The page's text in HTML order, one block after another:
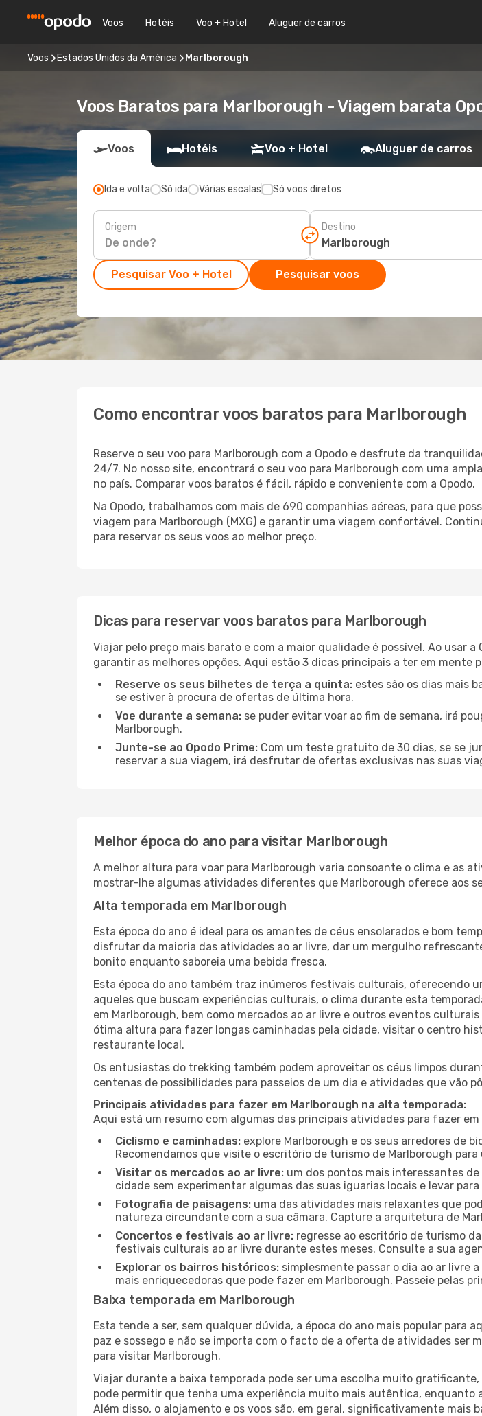
Voos Hotéis Voo + Hotel Aluguer de carros
Voos Estados Unidos da América Marlborough
Voos Baratos para Marlborough - Viagem barata
Voos Hotéis Voo + Hotel Aluguer de carros
Ida e volta Só ida Várias escalas Só voos diretos
Origem Destino
Pesquisar Voo + Hotel Pesquisar voos
Como encontrar voos baratos para Marlborough
Reserve o seu voo para Marlborough com a Opodo e desfrute da
24/7. No nosso site, encontrará o seu voo para Marlborough com uma
no país. Comparar voos baratos é fácil, rápido e conveniente com a Opodo.
Na Opodo, trabalhamos com mais de 690 companhias aéreas, para que
viagem para Marlborough (MXG) e garantir uma viagem confortável.
para reservar os seus voos ao melhor preço.
Dicas para reservar voos baratos para Marlborough
Viajar pelo preço mais barato e com a maior qualidade é possível. Ao usar
garantir as melhores opções. Aqui estão 3 dicas principais a ter em mente
Reserve os seus bilhetes de terça a quinta: estes são os dias mais
se estiver à procura de ofertas de última hora.
Voe durante a semana: se puder evitar voar ao fim de semana, irá
Marlborough.
Junte-se ao Opodo Prime: Com um teste gratuito de 30 dias, se se
reservar a sua viagem, irá desfrutar de ofertas exclusivas nas suas
Melhor época do ano para visitar Marlborough
A melhor altura para voar para Marlborough varia consoante o clima e as
mostrar-lhe algumas atividades diferentes que Marlborough oferece aos
Alta temporada em Marlborough
Esta época do ano é ideal para os amantes de céus ensolarados e bom
disfrutar da maioria das atividades ao ar livre, dar um mergulho
bonito enquanto saboreia uma bebida fresca.
Esta época do ano também traz inúmeros festivais culturais, oferecendo
aqueles que buscam experiências culturais, o clima durante esta
em Marlborough, bem como mercados ao ar livre e outros eventos
ótima altura para fazer longas caminhadas pela cidade, visitar o centro
restaurante local.
Os entusiastas do trekking também podem aproveitar os céus limpos
centenas de possibilidades para passeios de um dia e atividades que vão
Principais atividades para fazer em Marlborough na alta temporada:
Aqui está um resumo com algumas das principais atividades para fazer
Ciclismo e caminhadas: explore Marlborough e os seus arredores de
Recomendamos que visite o escritório de turismo de Marlborough
Visitar os mercados ao ar livre: um dos pontos mais interessantes
cidade sem experimentar algumas das suas iguarias locais e levar
Fotografia de paisagens: uma das atividades mais relaxantes que
natureza circundante com a sua câmara. Capture a arquitetura de
Concertos e festivais ao ar livre: regresse ao escritório de turismo
festivais culturais ao ar livre durante estes meses. Consulte a sua
Explorar os bairros históricos: simplesmente passar o dia ao ar livre
mais enriquecedoras que pode fazer em Marlborough. Passeie pelas
Baixa temporada em Marlborough
Esta tende a ser, sem qualquer dúvida, a época do ano mais popular para
paz e sossego e não se importa com o facto de a oferta de atividades ser
para visitar Marlborough.
Viajar durante a baixa temporada pode ser uma escolha muito
pode permitir que tenha uma experiência muito mais autêntica, enquanto
Além disso, o alojamento e os voos são, em geral, significativamente